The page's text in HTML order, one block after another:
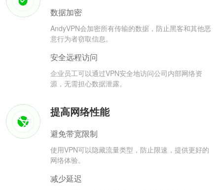
数据加密
AndyVPN会加密所有传输的数据，防止黑客和其他恶
意行为者窃取信息。
安全远程访问
企业员工可以通过VPN安全地访问公司内部网络资
源，无需担心数据泄露。
提高网络性能
避免带宽限制
使用VPN可以隐藏流量类型，防止限速，提供更好的
网络体验。
减少延迟